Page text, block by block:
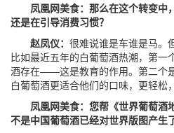
凤凰网美食：那么在这个转变中，
还是在引导消费习惯？
赵凤仪： 很难说谁是车谁是马。
比如最近五年的白葡萄酒热潮，第一
酒存在——这是教育的作用。第二个
白葡萄酒更适合他们的口味，更轻松
凤凰网美食：您帮《世界葡萄酒
不是中国葡萄酒已经对世界版图产生